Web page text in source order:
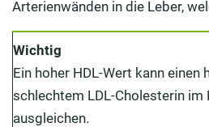
Arterienwänden in die Leber,
Wichtig
Ein hoher HDL-Wert kann einen
schlechtem LDL-Cholesterin im
ausgleichen.